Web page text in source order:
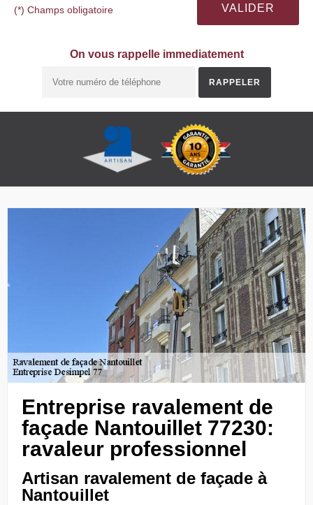
(*) Champs obligatoire
On vous rappelle immediatement
Entreprise ravalement de
façade Nantouillet 77230:
ravaleur professionnel
Artisan ravalement de façade à
Nantouillet